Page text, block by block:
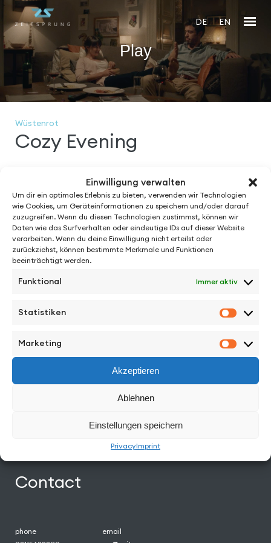
Einwilligung verwalten
Um dir ein optimales Erlebnis zu bieten, verwenden wir Technologien
wie Cookies, um Geräteinformationen zu speichern und/oder darauf
zuzugreifen. Wenn du diesen Technologien zustimmst, können wir
Daten wie das Surfverhalten oder eindeutige IDs auf dieser Website
verarbeiten. Wenn du deine Einwilligung nicht erteilst oder
zurückziehst, können bestimmte Merkmale und Funktionen
beeinträchtigt werden.
Funktional Immer aktiv
Statistiken
Marketing
Akzeptieren
Ablehnen
Einstellungen speichern
PrivacyImprint
DE EN
Play
Wüstenrot
Cozy Evening
See More from
Work
Contact
phone
email